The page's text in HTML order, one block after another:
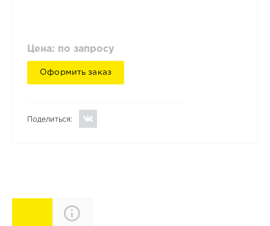
Цена: по запросу
Оформить заказ
Поделиться:
Характеристики